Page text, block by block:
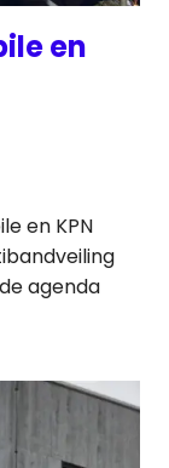
en
en KPN
agenda